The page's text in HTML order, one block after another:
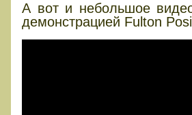
А вот и небольшое
демонстрацией Fulton